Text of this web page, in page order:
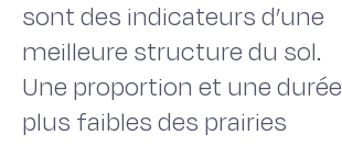
sont des indicateurs d’une
meilleure structure du sol.
Une proportion et une durée
plus faibles des prairies